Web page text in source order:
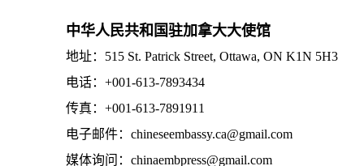
中华人民共和国驻加拿大大使馆
地址：515 St. Patrick Street, Ottawa, ON K1N 5H3
电话：+001-613-7893434
传真：+001-613-7891911
电子邮件：chineseembassy.ca@gmail.com
媒体询问：chinaembpress@gmail.com